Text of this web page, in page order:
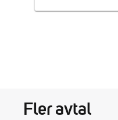
Fler avtal